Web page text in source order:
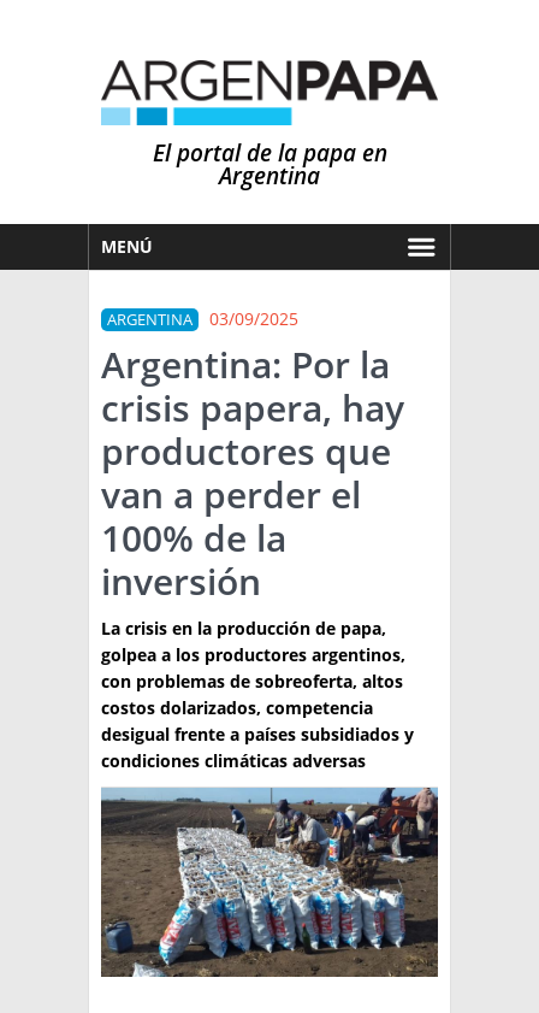
El portal de la papa en
Argentina
MENÚ
MERCADOS
NOTICIAS
EN ESPAÑOL
OTROS IDIOMAS
PRONÓSTICO
LLUVIAS
EL MUNDO
TÉCNICA
PRODUCCION
CLASIFICADOS
INTERES GENERAL
LA PAPA
RESOLUCIONES Y NORMATIVAS
ENLACES
ARGENPAPA
PUBLICIDAD
QUIENES SOMOS
CONTACTO
BUSCAR NOTICIAS
BUSCAR
ARGENTINA 03/09/2025
Argentina: Por la
crisis papera, hay
productores que
van a perder el
100% de la
inversión
La crisis en la producción de papa,
golpea a los productores argentinos,
con problemas de sobreoferta, altos
costos dolarizados, competencia
desigual frente a países subsidiados y
condiciones climáticas adversas